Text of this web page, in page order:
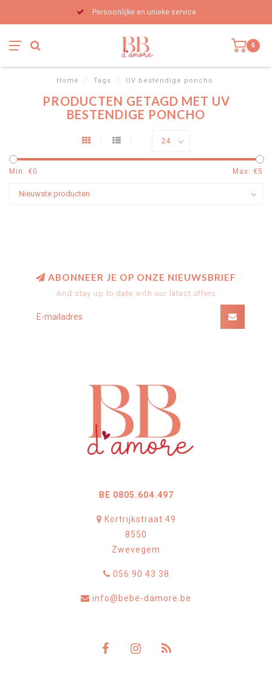
Persoonlijke en unieke service
0
Home / Tags / UV bestendige poncho
PRODUCTEN GETAGD MET UV
BESTENDIGE PONCHO
Min: €0 Max: €5
ABONNEER JE OP ONZE NIEUWSBRIEF
And stay up to date with our latest offers
BE 0805.604.497
Kortrijkstraat 49
8550
Zwevegem
056 90 43 38
info@bebe-damore.be